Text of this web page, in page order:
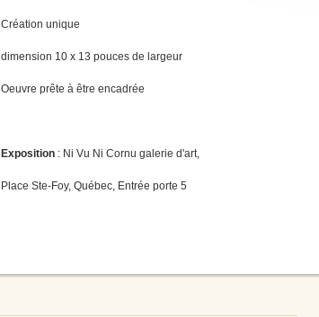
Création unique
dimension 10 x 13 pouces de largeur
Oeuvre prête à être encadrée
Exposition : Ni Vu Ni Cornu galerie d'art,
Place Ste-Foy, Québec, Entrée porte 5